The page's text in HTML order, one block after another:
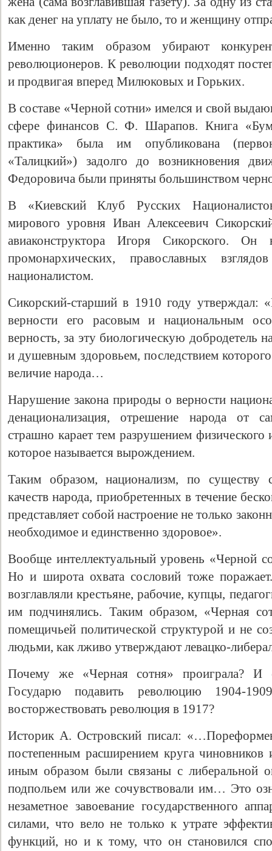
как денег на уплату не было, то и женщину
Именно таким образом убирают
революционеров. К революции подходят
и продвигая вперед Милюковых и Горьких.
В составе «Черной сотни» имелся и свой
сфере финансов С. Ф. Шарапов. Книга
практика» была им опубликована
«Талицкий») задолго до возникновения
Федоровича были приняты большинством
В «Киевский Клуб Русских
мирового уровня Иван Алексеевич
авиаконструктора Игоря Сикорского.
промонархических, православных
националистом.
Сикорский-старший в 1910 году утверждал:
верности его расовым и национальным
верность, за эту биологическую добродетель
и душевным здоровьем, последствием
величие народа…
Нарушение закона природы о верности
денационализация, отрешение народа от
страшно карает тем разрушением
которое называется вырождением.
Таким образом, национализм, по существу
качеств народа, приобретенных в течение
представляет собой настроение не только
необходимое и единственно здоровое».
Вообще интеллектуальный уровень «Черной
Но и широта охвата сословий тоже
возглавляли крестьяне, рабочие, купцы,
им подчинялись. Таким образом, «Черная
помещичьей политической структурой и не
людьми, как лживо утверждают левацко-
Почему же «Черная сотня» проиграла? И
Государю подавить революцию 1904-
восторжествовать революция в 1917?
Историк А. Островский писал:
постепенным расширением круга
иным образом были связаны с либеральной
подпольем или же сочувствовали им… Это
незаметное завоевание государственного
силами, что вело не только к утрате
функций, но и к тому, что он становился